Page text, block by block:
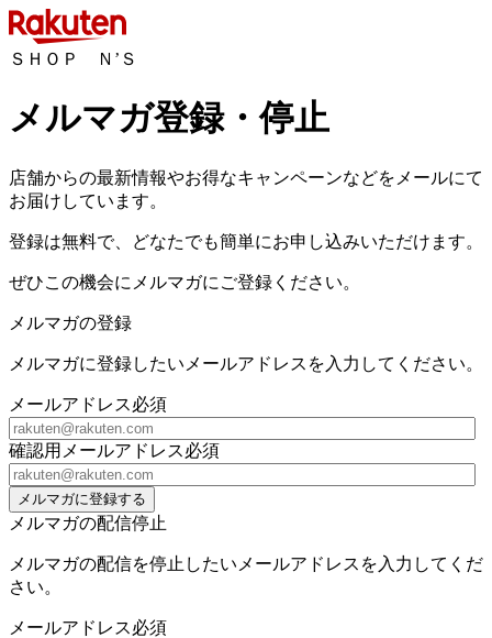
ＳＨＯＰ Ｎ’Ｓ
メルマガ登録・停止
店舗からの最新情報やお得なキャンペーンなどをメールにて
お届けしています。
登録は無料で、どなたでも簡単にお申し込みいただけます。
ぜひこの機会にメルマガにご登録ください。
メルマガの登録
メルマガに登録したいメールアドレスを入力してください。
メールアドレス必須
確認用メールアドレス必須
メルマガに登録する
メルマガの配信停止
メルマガの配信を停止したいメールアドレスを入力してくだ
さい。
メールアドレス必須